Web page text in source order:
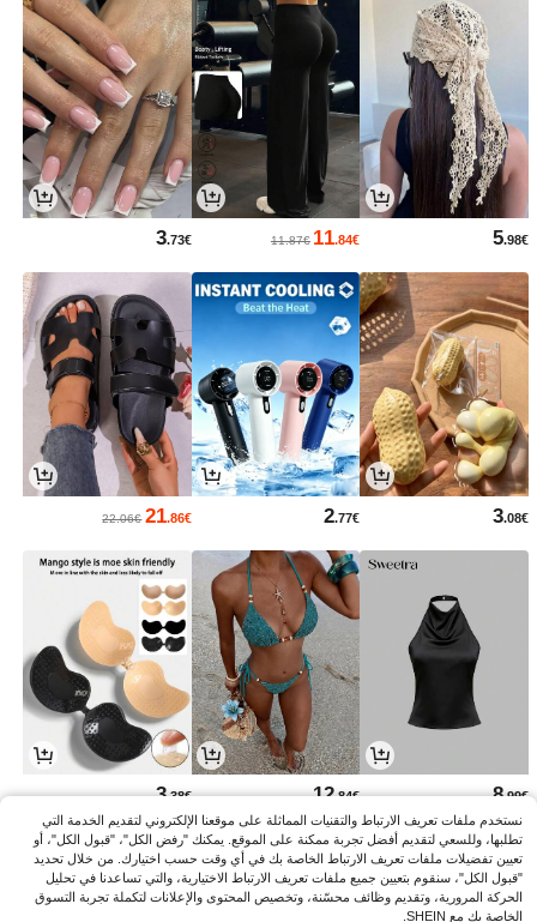
5.98€
11.84€
11.87€
3.73€
3.08€
2.77€
21.86€
22.06€
8.99€
12.84€
3.38€
نستخدم ملفات تعريف الارتباط والتقنيات المماثلة على موقعنا الإلكتروني لتقديم الخدمة التي
تطلبها، وللسعي لتقديم أفضل تجربة ممكنة على الموقع. يمكنك "رفض الكل"، "قبول الكل"، أو
تعيين تفضيلات ملفات تعريف الارتباط الخاصة بك في أي وقت حسب اختيارك. من خلال تحديد
"قبول الكل"، سنقوم بتعيين جميع ملفات تعريف الارتباط الاختيارية، والتي تساعدنا في تحليل
الحركة المرورية، وتقديم وظائف محسّنة، وتخصيص المحتوى والإعلانات لتكملة تجربة التسوق
الخاصة بك مع SHEIN.